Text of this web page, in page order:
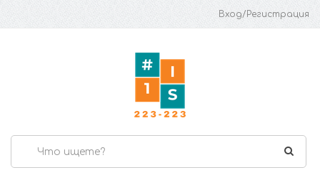
Вход/Регистрация